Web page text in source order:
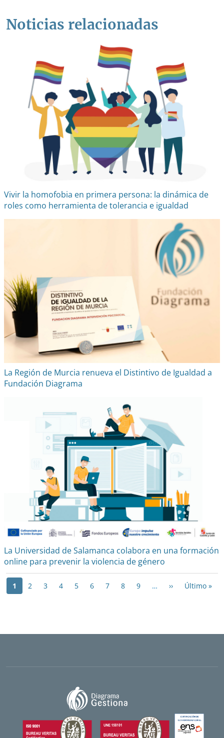
Noticias relacionadas
Vivir la homofobia en primera persona: la dinámica de
roles como herramienta de tolerancia e igualdad
La Región de Murcia renueva el Distintivo de Igualdad a
Fundación Diagrama
La Universidad de Salamanca colabora en una formación
online para prevenir la violencia de género
Paginación
1 2 3 4 5 6 7 8 9 … ››Siguiente
Último »